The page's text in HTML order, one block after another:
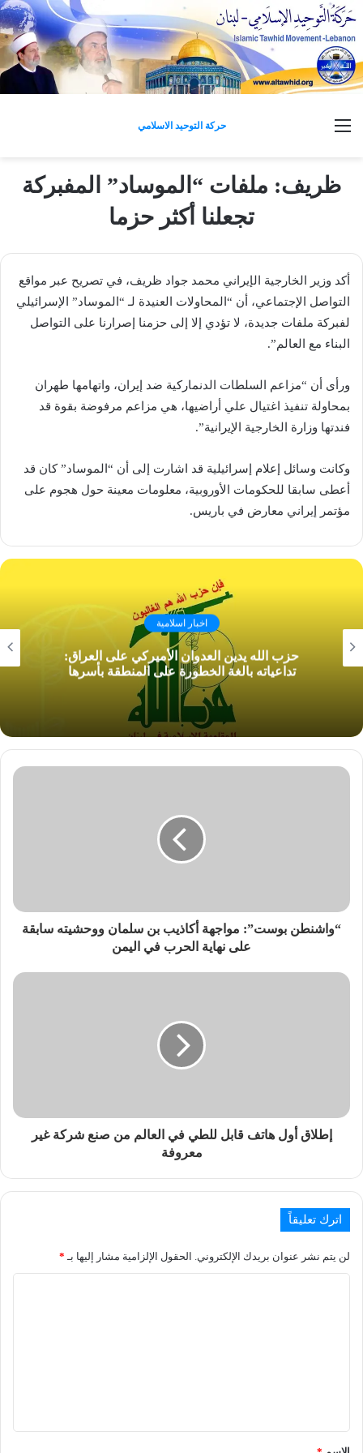
حركة التوحيد الاسلامي
ظريف: ملفات “الموساد” المفبركة
تجعلنا أكثر حزما
أكد وزير الخارجية ال​إيران​ي ​محمد جواد ظريف​، في تصريح عبر مواقع
التواصل الإجتماعي، أن “المحاولات العنيدة لـ “​الموساد​” الإسرائيلي
لفبركة ملفات جديدة، لا تؤدي إلا إلى حزمنا إصرارنا على التواصل
البناء مع العالم”.
ورأى أن “مزاعم السلطات الدنماركية ضد إيران، واتهامها ​طهران​
بمحاولة تنفيذ اغتيال علي أراضيها، هي مزاعم مرفوضة بقوة قد
فندتها وزارة الخارجية الإيرانية”.
وكانت وسائل إعلام إسرائيلية قد اشارت إلى أن “الموساد” كان قد
أعطى سابقا للحكومات الأوروبية، معلومات معينة حول هجوم على
مؤتمر إيراني معارض في ​باريس​.
اخبار اسلامية
حزب الله يدين العدوان الأميركي على العراق:
تداعياته بالغة الخطورة على المنطقة بأسرها
“واشنطن بوست”: مواجهة أكاذيب بن سلمان ووحشيته سابقة
على نهاية الحرب في اليمن
إطلاق أول هاتف قابل للطي في العالم من صنع شركة غير
معروفة
اترك تعليقاً
لن يتم نشر عنوان بريدك الإلكتروني. الحقول الإلزامية مشار إليها بـ *